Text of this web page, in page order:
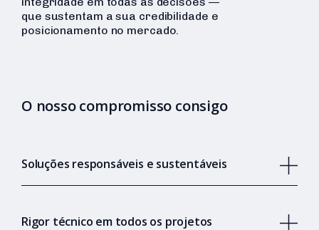
que sustentam a sua credibilidade e
posicionamento no mercado.
O nosso compromisso consigo
Soluções responsáveis e sustentáveis
Rigor técnico em todos os projetos